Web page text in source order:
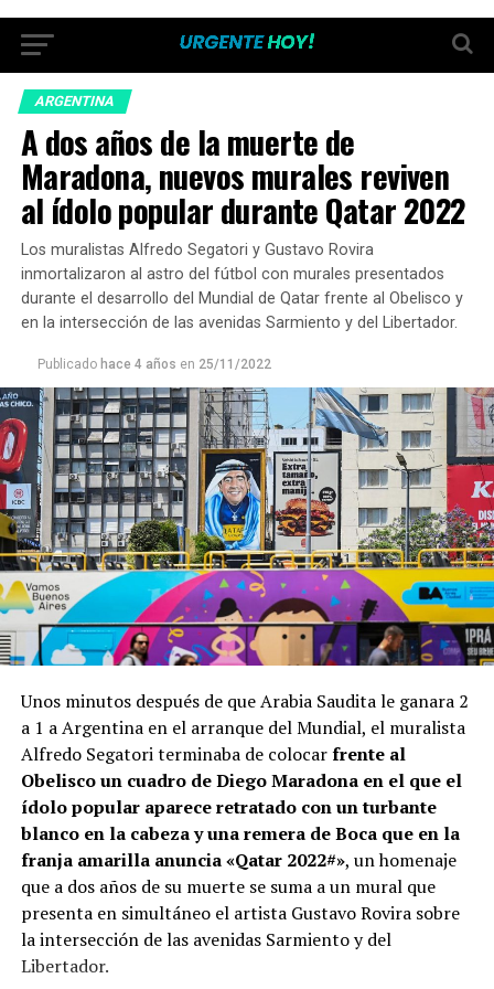
ARGENTINA
A dos años de la muerte de
Maradona, nuevos murales reviven
al ídolo popular durante Qatar 2022
Los muralistas Alfredo Segatori y Gustavo Rovira
inmortalizaron al astro del fútbol con murales presentados
durante el desarrollo del Mundial de Qatar frente al Obelisco y
en la intersección de las avenidas Sarmiento y del Libertador.
Publicado hace 4 años en 25/11/2022
Unos minutos después de que Arabia Saudita le ganara 2
a 1 a Argentina en el arranque del Mundial, el muralista
Alfredo Segatori terminaba de colocarfrente al
Obelisco un cuadro de Diego Maradona en el que el
ídolo popular aparece retratado con un turbante
blanco en la cabeza y una remera de Boca que en la
franja amarilla anuncia «Qatar 2022#», un homenaje
que a dos años de su muerte se suma a un mural que
presenta en simultáneo el artista Gustavo Rovira sobre
la intersección de las avenidas Sarmiento y del
Libertador.